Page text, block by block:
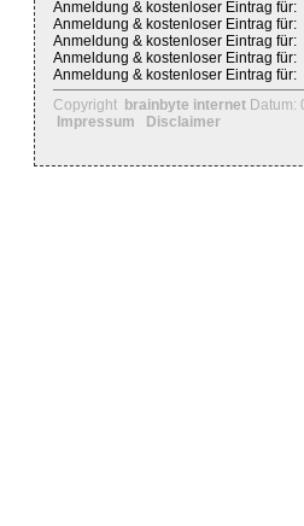
Anmeldung & kostenloser Eintrag für:
Anmeldung & kostenloser Eintrag für:
Anmeldung & kostenloser Eintrag für:
Anmeldung & kostenloser Eintrag für:
Anmeldung & kostenloser Eintrag für:
Copyright brainbyte internet Datum:
Impressum
Disclaimer